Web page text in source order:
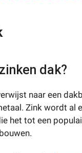
dak?
naar een
Zink wordt al
het tot een